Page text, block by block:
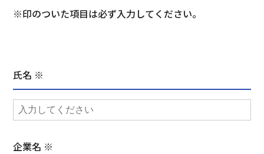
※印のついた項目は必ず入力してください。
氏名 ※
企業名 ※